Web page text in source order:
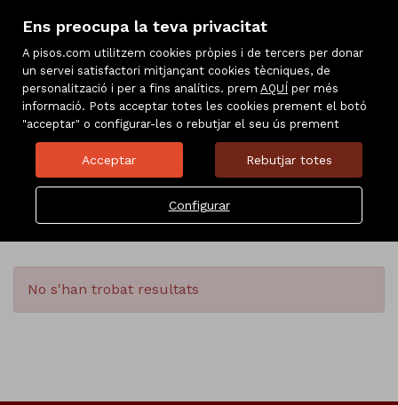
Ens preocupa la teva privacitat
A pisos.com utilitzem cookies pròpies i de tercers per donar
un servei satisfactori mitjançant cookies tècniques, de
personalització i per a fins analítics. prem AQUÍ per més
informació. Pots acceptar totes les cookies prement el botó
"acceptar" o configurar-les o rebutjar el seu ús prement
Acceptar Rebutjar totes
Configurar
IMMOBLES PREFERITS
No s'han trobat resultats